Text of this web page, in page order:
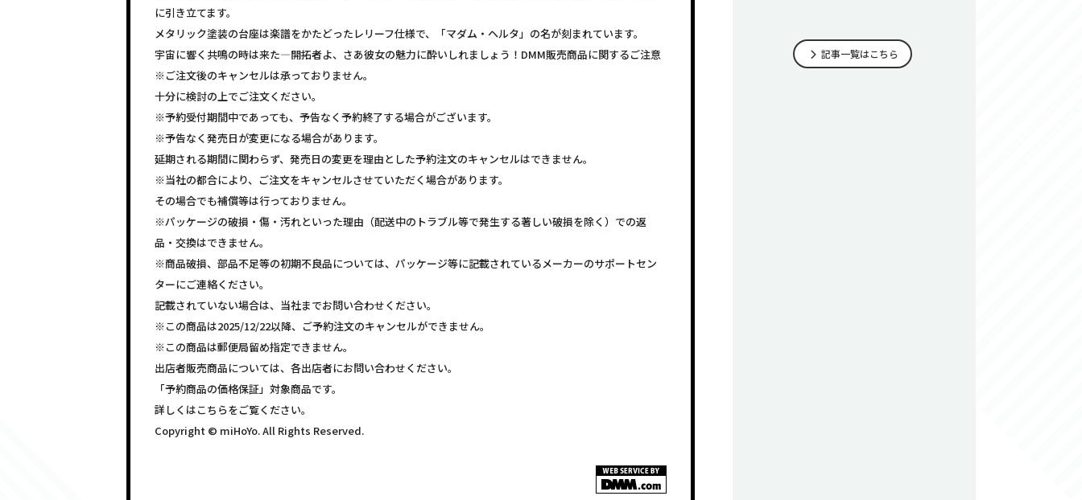
に引き立てます。
メタリック塗装の台座は楽譜をかたどったレリーフ仕様で、「マダム・ヘルタ」の名が刻まれています。
宇宙に響く共鳴の時は来た―開拓者よ、さあ彼女の魅力に酔いしれましょう！DMM販売商品に関するご注意
※ご注文後のキャンセルは承っておりません。
十分に検討の上でご注文ください。
※予約受付期間中であっても、予告なく予約終了する場合がございます。
※予告なく発売日が変更になる場合があります。
延期される期間に関わらず、発売日の変更を理由とした予約注文のキャンセルはできません。
※当社の都合により、ご注文をキャンセルさせていただく場合があります。
その場合でも補償等は行っておりません。
※パッケージの破損・傷・汚れといった理由（配送中のトラブル等で発生する著しい破損を除く）での返
品・交換はできません。
※商品破損、部品不足等の初期不良品については、パッケージ等に記載されているメーカーのサポートセン
ターにご連絡ください。
記載されていない場合は、当社までお問い合わせください。
※この商品は2025/12/22以降、ご予約注文のキャンセルができません。
※この商品は郵便局留め指定できません。
出店者販売商品については、各出店者にお問い合わせください。
「予約商品の価格保証」対象商品です。
詳しくはこちらをご覧ください。
Copyright © miHoYo. All Rights Reserved.
記事一覧はこちら